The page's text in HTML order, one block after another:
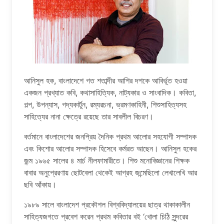
আনিসুল হক, বাংলাদেশে গত শতাব্দীর আশির দশকে আবির্ভূত হওয়া
একজন প্রখ্যাত কবি, কথাসাহিত্যিক, নাট্যকার ও সাংবাদিক। কবিতা,
গল্প, উপন্যাস, গদ্যকার্টুন, রম্যরচনা, ভ্রমণকাহিনী, শিশুসাহিত্যসহ
সাহিত্যের নানা ক্ষেত্রে রয়েছে তার সাবলীল বিচরণ।
বর্তমানে বাংলাদেশের জনপ্রিয় দৈনিক প্রথম আলোর সহযোগী সম্পাদক
এবং কিশোর আলোর সম্পাদক হিসেবে কর্মরত আছেন। আনিসুল হকের
জন্ম ১৯৬৫ সালের ৪ মার্চ নীলফামারীতে। শিশু মনোবিজ্ঞানের শিক্ষক
বাবার অনুপ্রেরণায় ছোটবেলা থেকেই আগ্রহ জন্মেছিলো লেখালেখি আর
ছবি আঁকায়।
১৯৮৯ সালে বাংলাদেশ প্রকৌশল বিশ্ববিদ্যালয়ের ছাত্র থাকাকালীন
সাহিত্যজগতে প্রবেশ করেন প্রথম কবিতার বই ‘খোলা চিঠি সুন্দরের